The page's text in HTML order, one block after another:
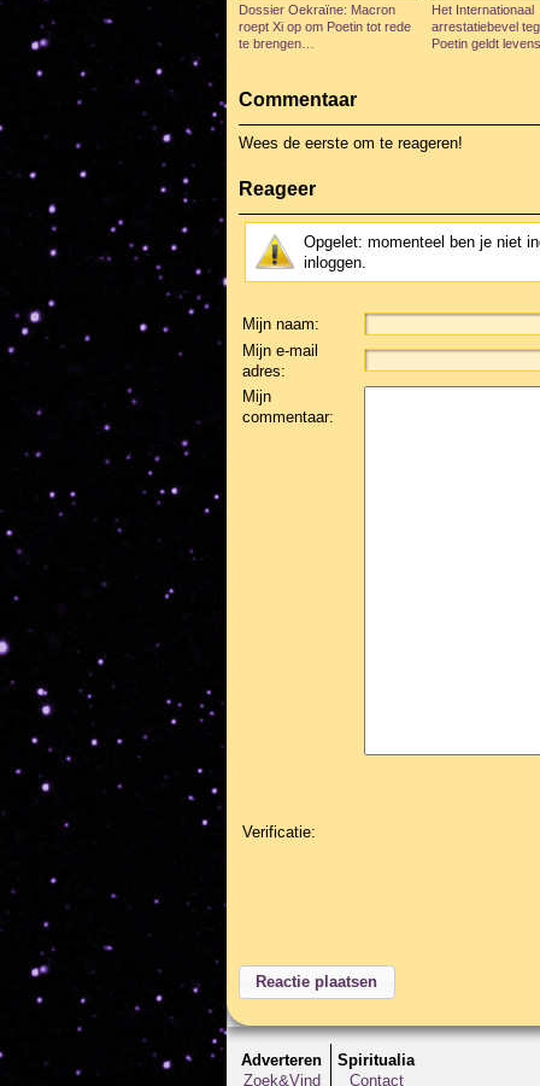
Dossier Oekraïne: Macron
roept Xi op om Poetin tot rede
te brengen…
Het Internationaal
arrestatiebevel
Poetin geldt
Commentaar
Wees de eerste om te reageren!
Reageer
Opgelet: momenteel ben je niet
inloggen.
Mijn naam:
Mijn e-mail
adres:
Mijn
commentaar:
Verificatie:
Adverteren
Zoek&Vind
Spiritualia
Contact